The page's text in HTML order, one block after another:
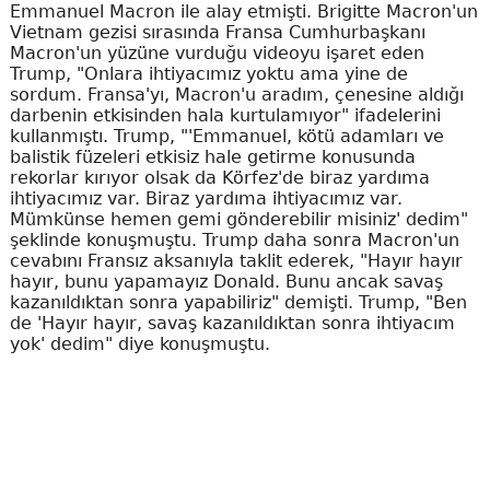
Emmanuel Macron ile alay etmişti. Brigitte Macron'un
Vietnam gezisi sırasında Fransa Cumhurbaşkanı
Macron'un yüzüne vurduğu videoyu işaret eden
Trump, "Onlara ihtiyacımız yoktu ama yine de
sordum. Fransa'yı, Macron'u aradım, çenesine aldığı
darbenin etkisinden hala kurtulamıyor" ifadelerini
kullanmıştı. Trump, "'Emmanuel, kötü adamları ve
balistik füzeleri etkisiz hale getirme konusunda
rekorlar kırıyor olsak da Körfez'de biraz yardıma
ihtiyacımız var. Biraz yardıma ihtiyacımız var.
Mümkünse hemen gemi gönderebilir misiniz' dedim"
şeklinde konuşmuştu. Trump daha sonra Macron'un
cevabını Fransız aksanıyla taklit ederek, "Hayır hayır
hayır, bunu yapamayız Donald. Bunu ancak savaş
kazanıldıktan sonra yapabiliriz" demişti. Trump, "Ben
de 'Hayır hayır, savaş kazanıldıktan sonra ihtiyacım
yok' dedim" diye konuşmuştu.